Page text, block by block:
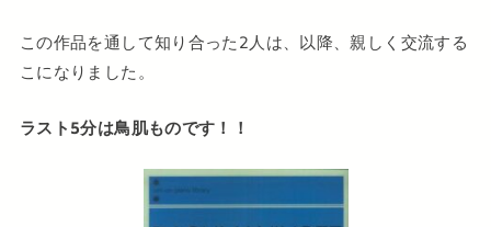
この作品を通して知り合った2人は、以降、親しく交流する
こになりました。
ラスト5分は鳥肌ものです！！